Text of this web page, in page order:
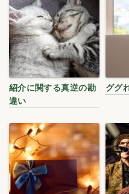
紹介に関する真逆の勘
違い
ググ